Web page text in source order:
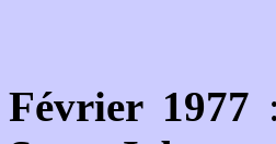
Février 1977 :